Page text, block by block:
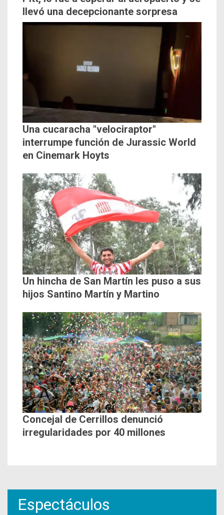
llevó una decepcionante sorpresa
Una cucaracha "velociraptor"
interrumpe función de Jurassic World
en Cinemark Hoyts
Un hincha de San Martín les puso a sus
hijos Santino Martín y Martino
Concejal de Cerrillos denunció
irregularidades por 40 millones
Espectáculos